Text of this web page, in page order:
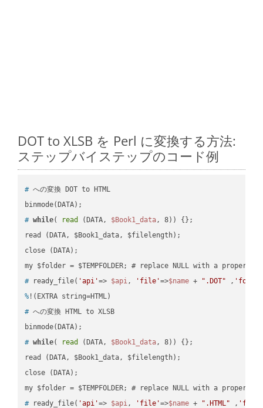
DOT to XLSB を Perl に変換する方法:
ステップバイステップのコード例
# への変換 DOT to HTML
# while( read (DATA, $Book1_data, 8)) {};
read (DATA, $Book1_data, $filelength);
close (DATA);
# ready_file( 'api'=> $api, 'file'=>$name + ".DOT" ,
% !(EXTRA string=HTML)
# への変換 HTML to XLSB
# while( read (DATA, $Book1_data, 8)) {};
read (DATA, $Book1_data, $filelength);
close (DATA);
# ready_file( 'api'=> $api, 'file'=>$name + ".HTML" ,